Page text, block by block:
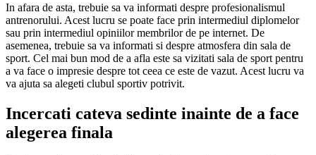
In afara de asta, trebuie sa va informati despre profesionalismul
antrenorului. Acest lucru se poate face prin intermediul diplomelor
sau prin intermediul opiniilor membrilor de pe internet. De
asemenea, trebuie sa va informati si despre atmosfera din sala de
sport. Cel mai bun mod de a afla este sa vizitati sala de sport pentru
a va face o impresie despre tot ceea ce este de vazut. Acest lucru va
va ajuta sa alegeti clubul sportiv potrivit.
Incercati cateva sedinte inainte de a face
alegerea finala